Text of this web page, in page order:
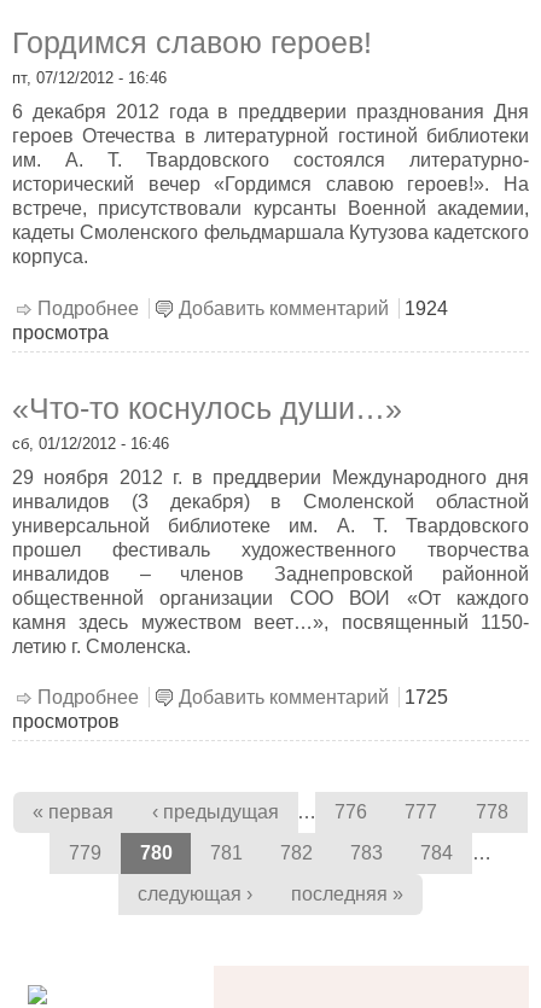
Гордимся славою героев!
пт, 07/12/2012 - 16:46
6 декабря 2012 года в преддверии празднования Дня
героев Отечества в литературной гостиной библиотеки
им. А. Т. Твардовского состоялся литературно-
исторический вечер «Гордимся славою героев!». На
встрече, присутствовали курсанты Военной академии,
кадеты Смоленского фельдмаршала Кутузова кадетского
корпуса.
Подробнее о Гордимся славою героев!
Добавить комментарий
1924
просмотра
«Что-то коснулось души…»
сб, 01/12/2012 - 16:46
29 ноября 2012 г. в преддверии Международного дня
инвалидов (3 декабря) в Смоленской областной
универсальной библиотеке им. А. Т. Твардовского
прошел фестиваль художественного творчества
инвалидов – членов Заднепровской районной
общественной организации СОО ВОИ «От каждого
камня здесь мужеством веет…», посвященный 1150-
летию г. Смоленска.
Подробнее о «Что-то коснулось души…»
Добавить комментарий
1725
просмотров
Страницы
« первая ‹ предыдущая … 776 777
778
779
780 781 782 783 784 …
следующая › последняя »